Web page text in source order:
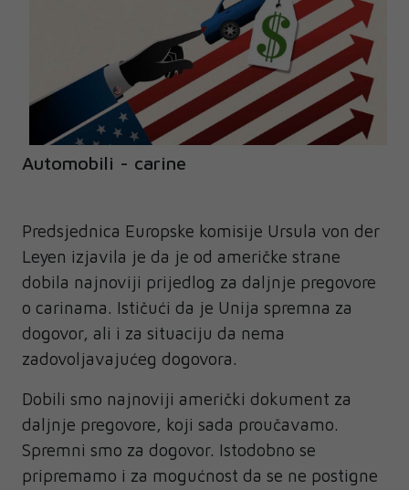
Automobili - carine
Predsjednica Europske komisije Ursula von der
Leyen izjavila je da je od američke strane
dobila najnoviji prijedlog za daljnje pregovore
o carinama. Ističući da je Unija spremna za
dogovor, ali i za situaciju da nema
zadovoljavajućeg dogovora.
Dobili smo najnoviji američki dokument za
daljnje pregovore, koji sada proučavamo.
Spremni smo za dogovor. Istodobno se
pripremamo i za mogućnost da se ne postigne